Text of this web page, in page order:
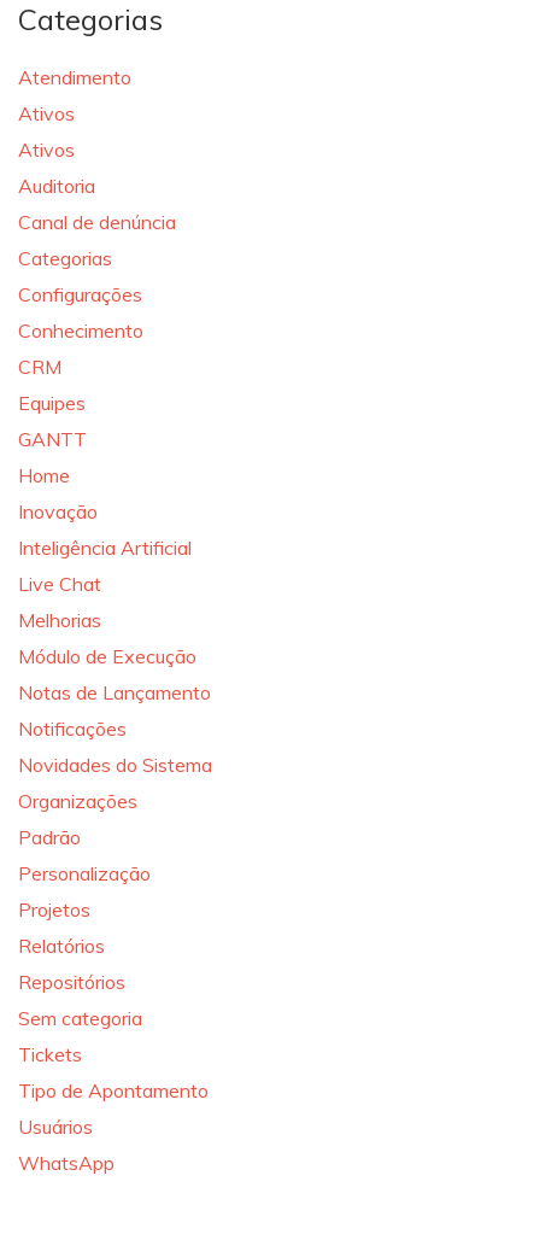
Categorias
Atendimento
Ativos
Ativos
Auditoria
Canal de denúncia
Categorias
Configurações
Conhecimento
CRM
Equipes
GANTT
Home
Inovação
Inteligência Artificial
Live Chat
Melhorias
Módulo de Execução
Notas de Lançamento
Notificações
Novidades do Sistema
Organizações
Padrão
Personalização
Projetos
Relatórios
Repositórios
Sem categoria
Tickets
Tipo de Apontamento
Usuários
WhatsApp